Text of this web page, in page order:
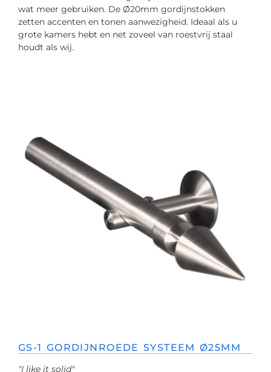
wat meer gebruiken. De Ø20mm gordijnstokken
zetten accenten en tonen aanwezigheid. Ideaal als u
grote kamers hebt en net zoveel van roestvrij staal
houdt als wij.
GS-1 GORDIJNROEDE SYSTEEM Ø25MM
"I like it solid"